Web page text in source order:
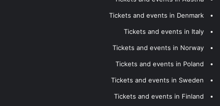
Tickets and events in Denmark
Tickets and events in Italy
Tickets and events in Norway
Tickets and events in Poland
Tickets and events in Sweden
Tickets and events in Finland